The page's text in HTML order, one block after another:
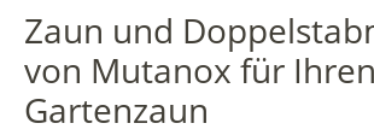
Zaun und
von Mutanox für Ihren
Gartenzaun